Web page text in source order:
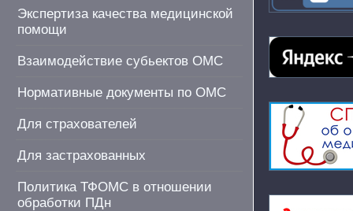
Экспертиза качества медицинской
помощи
Взаимодействие субьектов ОМС
Нормативные документы по ОМС
Для страхователей
Для застрахованных
Политика ТФОМС в отношении
обработки ПДн